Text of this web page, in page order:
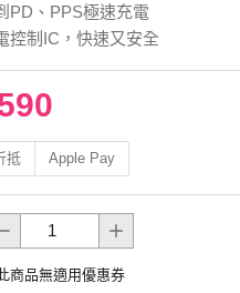
PD、PPS極速充電
控制IC，快速又安全
抵 Apple Pay
商品無適用優惠券